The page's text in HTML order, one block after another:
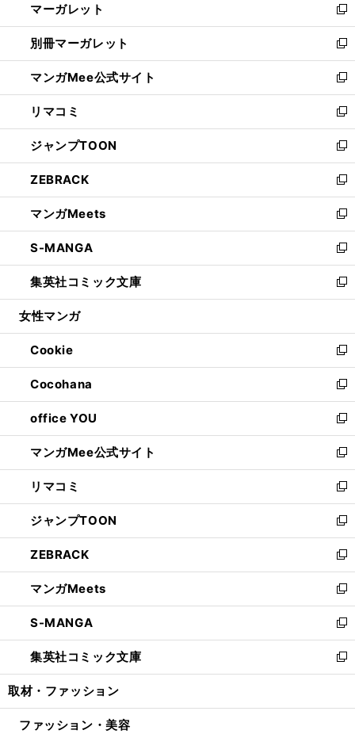
く
で
開
く
ド
ウ
で
開
く
い
ウ
ィ
ン
ド
ウ
で
開
く
マーガレット
新
し
い
ウ
ィ
ン
ド
ウ
で
開
く
別冊マーガレット
新
し
い
ウ
ィ
ン
ド
ウ
で
開
く
マンガMee公式サイト
新
し
い
ウ
ィ
ン
ド
ウ
で
開
く
リマコミ
新
し
い
ウ
ィ
ン
ド
ウ
で
開
く
ジャンプTOON
新
し
い
ウ
ィ
ン
ド
ウ
で
開
ZEBRACK
新
し
い
ウ
ィ
ン
ド
ウ
開
く
マンガMeets
新
し
い
ウ
ィ
ン
ウ
で
開
く
S-MANGA
新
し
い
ウ
ン
ド
ウ
で
開
く
集英社コミック文庫
新
し
ウ
ィ
ン
ド
ウ
で
開
く
女性マンガ
Cookie
新
し
い
ウ
ィ
ン
ド
ウ
で
開
く
Cocohana
新
し
い
ウ
ィ
ン
ド
ウ
で
開
く
office YOU
新
し
い
ウ
ィ
ン
ド
ウ
で
開
く
マンガMee公式サイト
新
し
い
ウ
ィ
ン
ド
ウ
で
開
く
リマコミ
新
し
い
ウ
ィ
ン
ド
ウ
で
開
く
ジャンプTOON
新
し
い
ウ
ィ
ン
ド
ウ
で
開
ZEBRACK
新
し
い
ウ
ィ
ン
ド
ウ
開
マンガMeets
新
し
い
ウ
ィ
ン
ウ
S-MANGA
新
し
い
ウ
ン
集英社コミック文庫
新
し
ウ
取材・ファッション
ファッション・美容